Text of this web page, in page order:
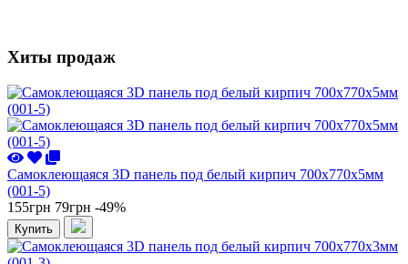
Хиты продаж
Самоклеющаяся 3D панель под белый кирпич 700x770x5мм
(001-5)
155грн 79грн -49%
Купить